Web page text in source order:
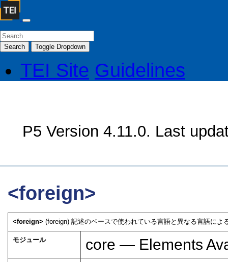
Search Toggle Dropdown
TEI Site Guidelines
P5 Version 4.11.0. Last
<foreign>
<foreign>(foreign) 記述のベースで使われている言語と異なる言語によ
モジュール core — Elements